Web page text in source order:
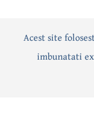
Actualitate
Acest site
imbunatati